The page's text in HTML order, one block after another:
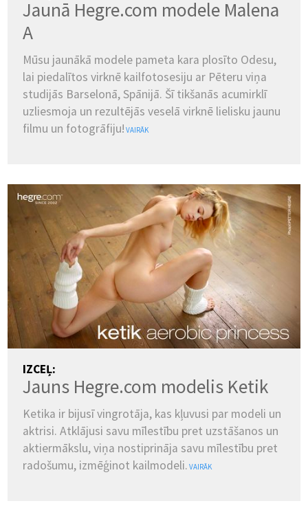
Jaunā Hegre.com modele Malena
A
Mūsu jaunākā modele pameta kara plosīto Odesu,
lai piedalītos virknē kailfotosesiju ar Pēteru viņa
studijās Barselonā, Spānijā. Šī tikšanās acumirklī
uzliesmoja un rezultējās veselā virknē lielisku jaunu
filmu un fotogrāfiju! VAIRĀK
IZCEĻ:
Jauns Hegre.com modelis Ketik
Ketika ir bijusī vingrotāja, kas kļuvusi par modeli un
aktrisi. Atklājusi savu mīlestību pret uzstāšanos un
aktiermākslu, viņa nostiprināja savu mīlestību pret
radošumu, izmēģinot kailmodeli. VAIRĀK